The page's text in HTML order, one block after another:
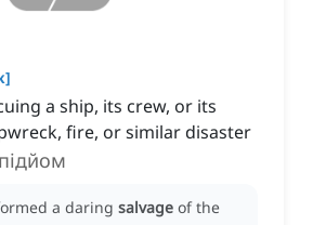
]
a ship, its crew, or its
fire, or similar disaster
a daring salvage of the